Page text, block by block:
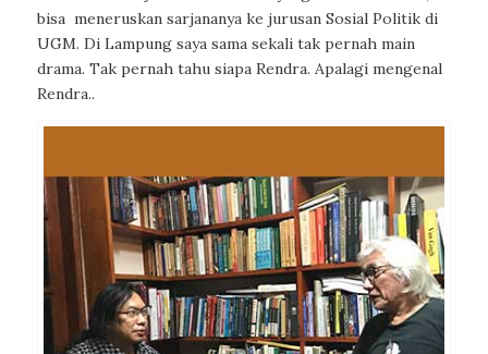
bisa meneruskan sarjananya ke jurusan Sosial Politik di
UGM. Di Lampung saya sama sekali tak pernah main
drama. Tak pernah tahu siapa Rendra. Apalagi mengenal
Rendra..